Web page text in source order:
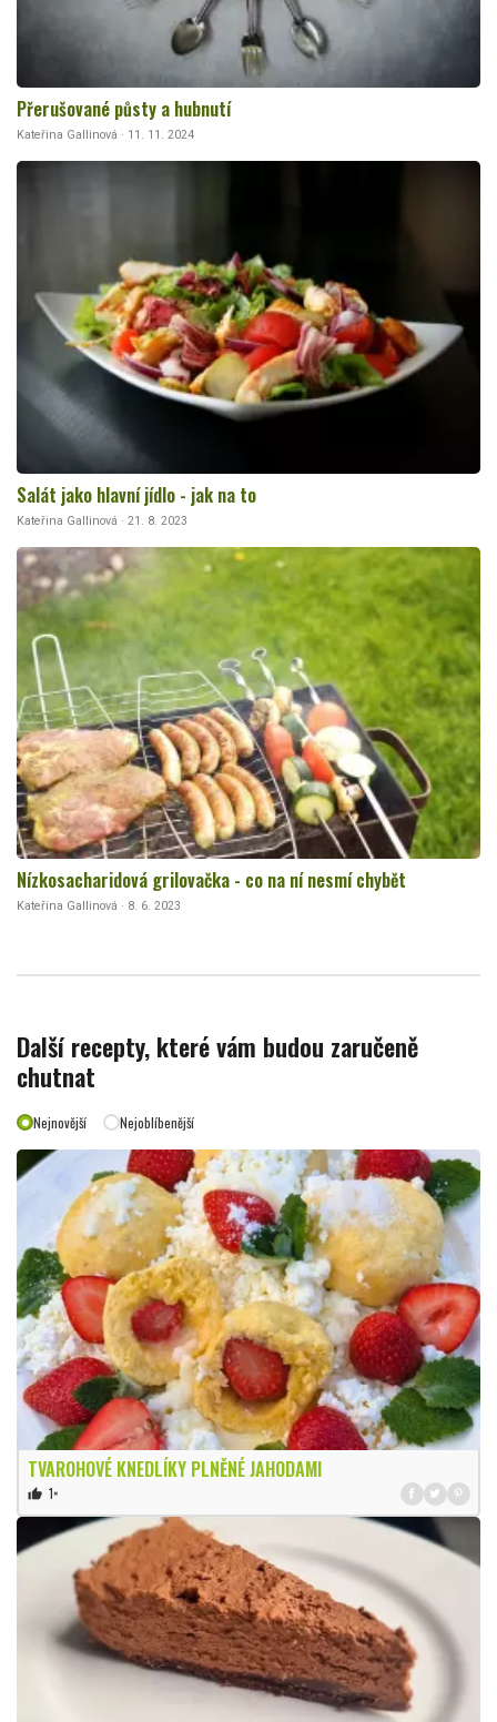
Přerušované půsty a hubnutí
Kateřina Gallinová · 11. 11. 2024
Salát jako hlavní jídlo - jak na to
Kateřina Gallinová · 21. 8. 2023
Nízkosacharidová grilovačka - co na ní nesmí chybět
Kateřina Gallinová · 8. 6. 2023
Další recepty, které vám budou zaručeně
chutnat
Nejnovější Nejoblíbenější
TVAROHOVÉ KNEDLÍKY PLNĚNÉ JAHODAMI
thumb_up 1×